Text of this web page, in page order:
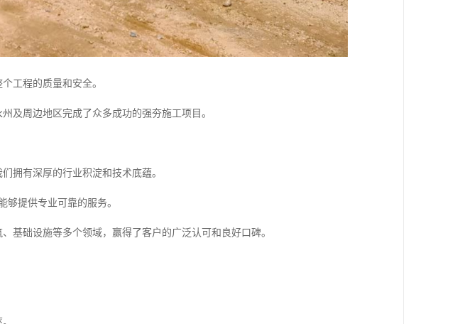
工程的质量和安全。
及周边地区完成了众多成功的强夯施工项目。
拥有深厚的行业积淀和技术底蕴。
够提供专业可靠的服务。
基础设施等多个领域，赢得了客户的广泛认可和良好口碑。